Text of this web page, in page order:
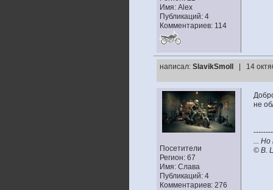
Имя: Alex
Публикаций: 4
Комментариев: 114
написал: SlavikSmoll | 14
Посетители
Регион: 67
Имя: Слава
Публикаций: 4
Комментариев: 276
не
... Но
© В.